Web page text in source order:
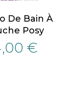
De Bain À
Posy
€